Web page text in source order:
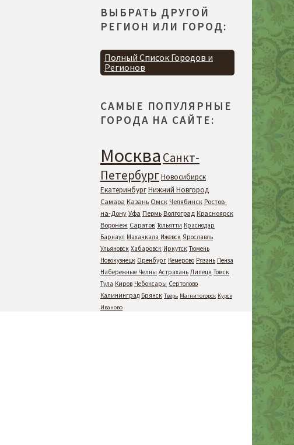
ВЫБРАТЬ ДРУГОЙ
РЕГИОН ИЛИ ГОРОД:
Полный Список Городов и
Регионов
САМЫЕ ПОПУЛЯРНЫЕ
ГОРОДА НА САЙТЕ:
Москва Санкт-
ПетербургНовосибирск
ЕкатеринбургНижний Новгород
Самара Казань Омск Челябинск Ростов-
на-Дону Уфа Пермь Волгоград Красноярск
Воронеж Саратов Тольятти Краснодар
Барнаул Махачкала Ижевск Ярославль
Ульяновск Хабаровск Иркутск Тюмень
Новокузнецк Оренбург Кемерово Рязань Пенза
Набережные Челны Астрахань Липецк Томск
Тула Киров Чебоксары Сертолово
Калининград Брянск Тверь Магнитогорск Курск
Иваново